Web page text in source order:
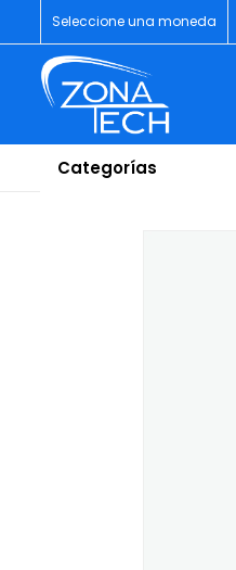
Seleccione una moneda
Categorías